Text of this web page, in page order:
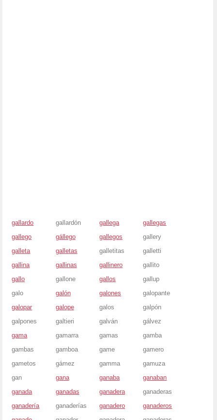
gallardo gallardón gallega
gallegas
gallego
gállego gallegos
gallery
galleta
galletas galletitas
galletti
gallina
gallinas gallinero
gallito
gallo
gallone gallos
gallup
galo
galón galones
galopante
galopar
galope galos
galpón
galpones
galtieri galván
gálvez
gama
gamarra gamas
gamba
gambas
gamboa game
gamero
gametos
gámez gamma
gamuza
gan
gana ganaba
ganaban
ganada
ganadas ganadera
ganaderas
ganadería
ganaderías ganadero
ganaderos